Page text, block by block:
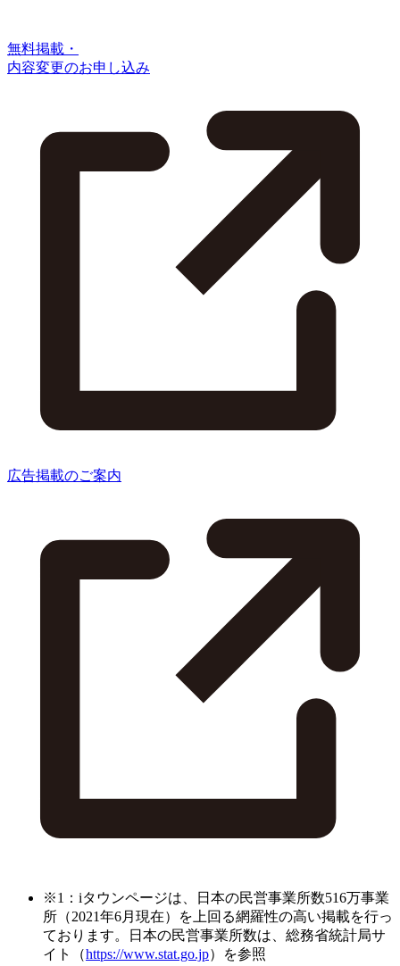
無料掲載・
内容変更のお申し込み
広告掲載のご案内
※1：iタウンページは、日本の民営事業所数516万事業
所（2021年6月現在）を上回る網羅性の高い掲載を行っ
ております。日本の民営事業所数は、総務省統計局サ
イト（https://www.stat.go.jp）を参照